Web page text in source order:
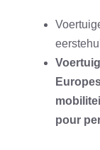
pour